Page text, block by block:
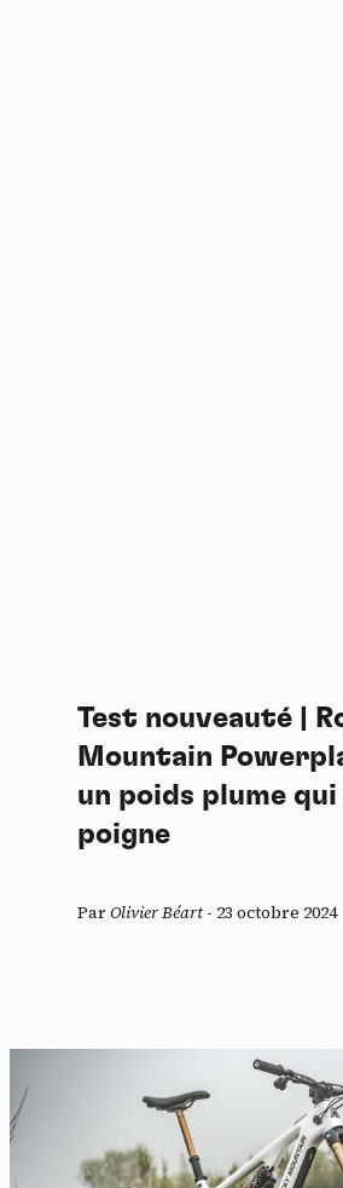
Test nouveauté |
Mountain
un poids plume qui
poigne
ParOlivier Béart- 23 octobre 2024